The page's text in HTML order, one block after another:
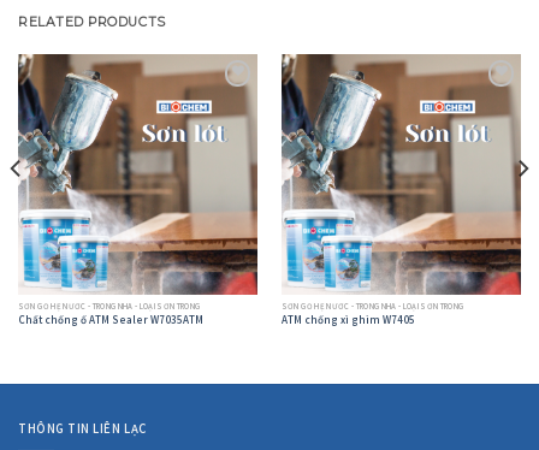
RELATED PRODUCTS
SƠN GỖ HỆ NƯỚC - TRONG NHÀ - LOẠI SƠN TRONG
Chất chống ố ATM Sealer W7035ATM
SƠN GỖ HỆ NƯỚC - TRONG NHÀ - LOẠI SƠN TRONG
ATM chống xì ghim W7405
THÔNG TIN LIÊN LẠC